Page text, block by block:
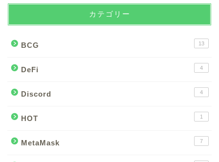
カテゴリー
BCG 13
DeFi 4
Discord 4
HOT 1
MetaMask 7